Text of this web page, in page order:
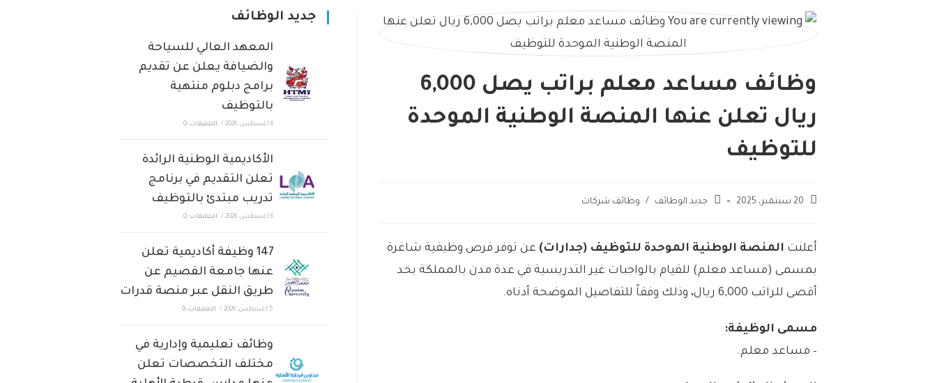
وظائف مساعد معلم براتب يصل 6,000
ريال تعلن عنها المنصة الوطنية الموحدة
للتوظيف
20 سبتمبر، 2025 جديد الوظائف / وظائف شركات
أعلنت المنصة الوطنية الموحدة للتوظيف (جدارات) عن توفر فرص وظيفية شاغرة
بمسمى (مساعد معلم) للقيام بالواجبات غير التدريسية في عدة مدن بالمملكة بحد
أقصى للراتب 6,000 ريال، وذلك وفقاً للتفاصيل الموضحة أدناه.
مسمى الوظيفة:
– مساعد معلم.
جديد الوظائف
المعهد العالي للسياحة
والضيافة يعلن عن تقديم
برامج دبلوم منتهية
بالتوظيف
6 أغسطس، 2026 / التعليقات: 0
الأكاديمية الوطنية الرائدة
تعلن التقديم في برنامج
تدريب مبتدئ بالتوظيف
6 أغسطس، 2026 / التعليقات: 0
147 وظيفة أكاديمية تعلن
عنها جامعة القصيم عن
طريق النقل عبر منصة قدرات
5 أغسطس، 2026 / التعليقات: 0
وظائف تعليمية وإدارية في
مختلف التخصصات تعلن